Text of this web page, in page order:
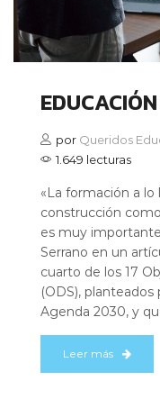
por Queridos
1.649 lecturas
«La formación a lo
construcción
es muy
Serrano en un
cuarto de los 17
(ODS),
Agenda 2030, y
Leer más